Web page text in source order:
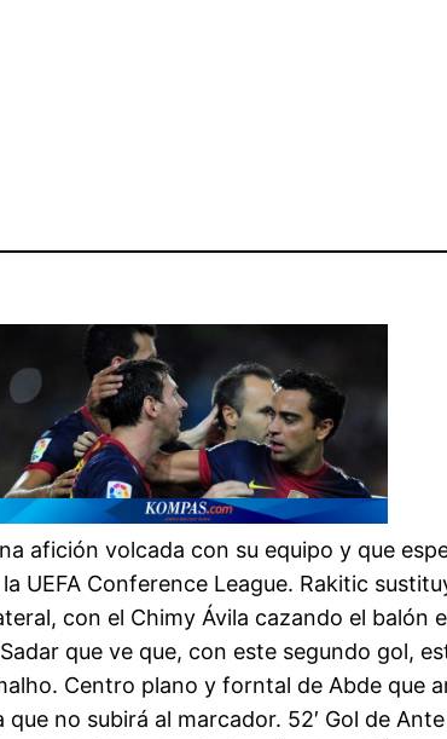
afición volcada con su equipo y que
UEFA Conference League. Rakitic
con el Chimy Ávila cazando el balón
que ve que, con este segundo gol,
Centro plano y forntal de Abde que
no subirá al marcador. 52′ Gol de